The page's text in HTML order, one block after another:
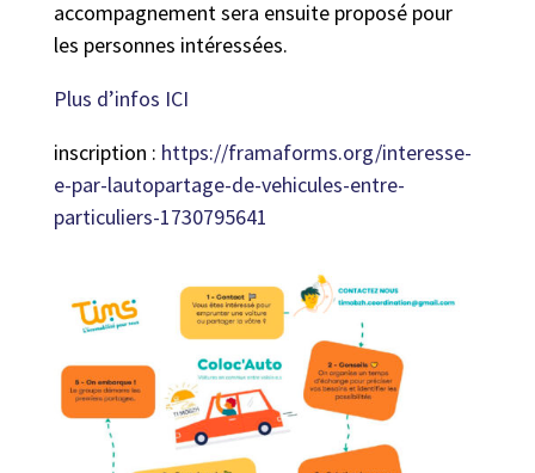
accompagnement sera ensuite proposé pour
les personnes intéressées.
Plus d’infos ICI
inscription : https://framaforms.org/interesse-
e-par-lautopartage-de-vehicules-entre-
particuliers-1730795641